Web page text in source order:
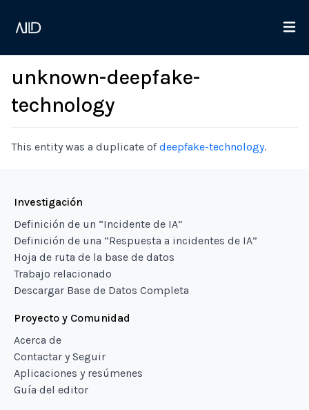
unknown-deepfake-
technology
This entity was a duplicate of deepfake-technology.
Investigación
Definición de un “Incidente de IA”
Definición de una “Respuesta a incidentes de IA”
Hoja de ruta de la base de datos
Trabajo relacionado
Descargar Base de Datos Completa
Proyecto y Comunidad
Acerca de
Contactar y Seguir
Aplicaciones y resúmenes
Guía del editor